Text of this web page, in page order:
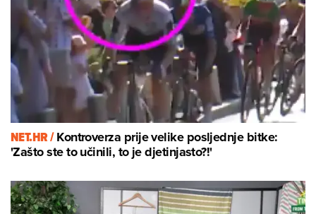
NET.HR /Kontroverza prije velike posljednje bitke:
'Zašto ste to učinili, to je djetinjasto?!'